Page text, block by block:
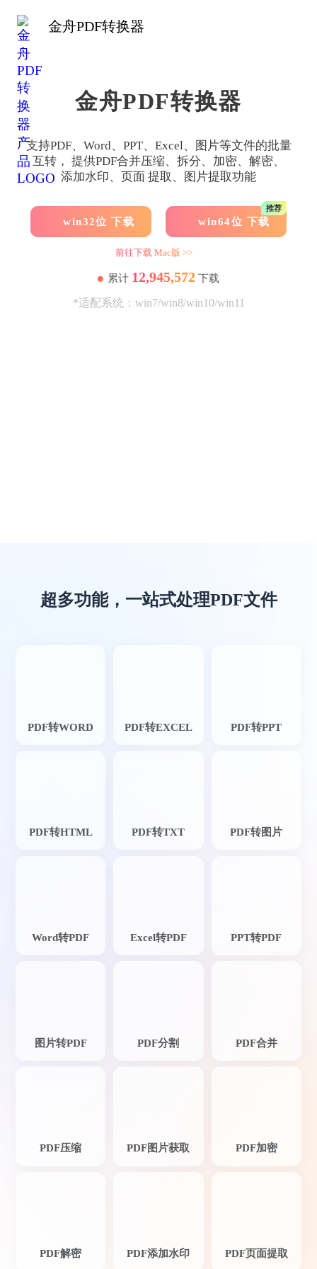
金舟PDF转换器
金舟PDF转换器
支持PDF、Word、PPT、Excel、图片等文件的批量
互转， 提供PDF合并压缩、拆分、加密、解密、
添加水印、页面 提取、图片提取功能
win32位 下载 win64位 下载
推荐
前往下载 Mac版 >>
累计 12,945,572 下载
*适配系统：win7/win8/win10/win11
超多功能，一站式处理PDF文件
PDF转WORD PDF转EXCEL PDF转PPT
PDF转HTML PDF转TXT PDF转图片
Word转PDF Excel转PDF PPT转PDF
图片转PDF PDF分割 PDF合并
PDF压缩 PDF图片获取 PDF加密
PDF解密 PDF添加水印 PDF页面提取